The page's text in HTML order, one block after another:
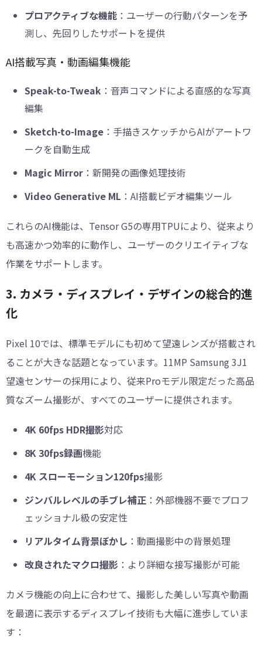
プロアクティブな機能 ：ユーザーの行動パターンを予
測し、先回りしたサポートを提供
AI搭載写真・動画編集機能
Speak-to-Tweak ：音声コマンドによる直感的な写真
編集
Sketch-to-Image ：手描きスケッチからAIがアートワ
ークを自動生成
Magic Mirror ：新開発の画像処理技術
Video Generative ML ：AI搭載ビデオ編集ツール
これらのAI機能は、Tensor G5の専用TPUにより、従来より
も高速かつ効率的に動作し、ユーザーのクリエイティブな
作業をサポートします。
3. カメラ・ディスプレイ・デザインの総合的進
化
Pixel 10では、標準モデルにも初めて望遠レンズが搭載され
ることが大きな話題となっています。11MP Samsung 3J1
望遠センサーの採用により、従来Proモデル限定だった高品
質なズーム撮影が、すべてのユーザーに提供されます。
4K 60fps HDR撮影対応
8K 30fps録画機能
4K スローモーション120fps撮影
ジンバルレベルの手ブレ補正 ：外部機器不要でプロフ
ェッショナル級の安定性
リアルタイム背景ぼかし ：動画撮影中の背景処理
改良されたマクロ撮影 ：より詳細な接写撮影が可能
カメラ機能の向上に合わせて、撮影した美しい写真や動画
を最適に表示するディスプレイ技術も大幅に進歩していま
す：